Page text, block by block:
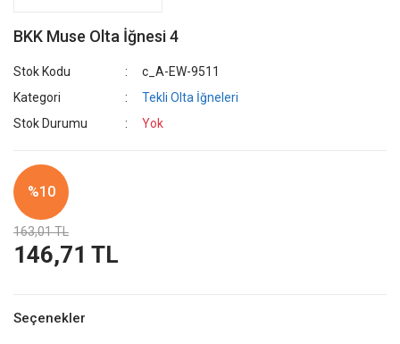
BKK Muse Olta İğnesi 4
Stok Kodu
c_A-EW-9511
Kategori
Tekli Olta İğneleri
Stok Durumu
Yok
%10
163,01 TL
146,71 TL
Seçenekler